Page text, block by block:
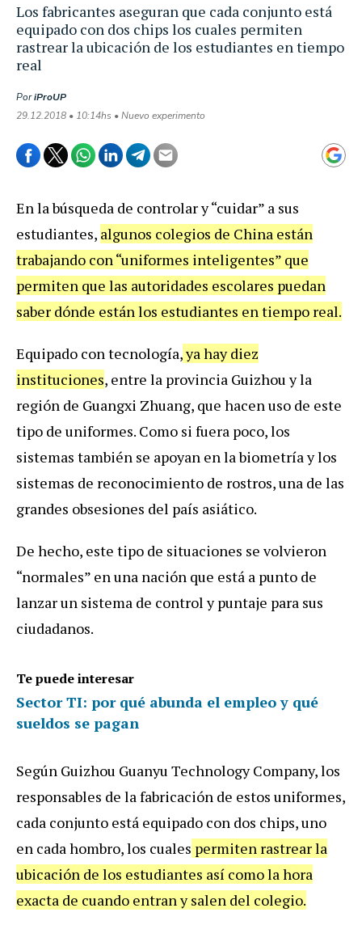
Los fabricantes aseguran que cada conjunto está
equipado con dos chips los cuales permiten
rastrear la ubicación de los estudiantes en tiempo
real
PoriProUP
29.12.2018 • 10:14hs • Nuevo experimento
En la búsqueda de controlar y “cuidar” a sus
estudiantes, algunos colegios de China están
trabajando con “uniformes inteligentes” que
permiten que las autoridades escolares puedan
saber dónde están los estudiantes en tiempo real.
Equipado con tecnología,ya hay diez
instituciones, entre la provincia Guizhou y la
región de Guangxi Zhuang, que hacen uso de este
tipo de uniformes. Como si fuera poco, los
sistemas también se apoyan en la biometría y los
sistemas de reconocimiento de rostros, una de las
grandes obsesiones del país asiático.
De hecho, este tipo de situaciones se volvieron
“normales” en una nación que está a punto de
lanzar un sistema de control y puntaje para sus
ciudadanos.
Te puede interesar
Sector TI: por qué abunda el empleo y qué
sueldos se pagan
Según Guizhou Guanyu Technology Company, los
responsables de la fabricación de estos uniformes,
cada conjunto está equipado con dos chips, uno
en cada hombro, los cuales permiten rastrear la
ubicación de los estudiantes así como la hora
exacta de cuando entran y salen del colegio.